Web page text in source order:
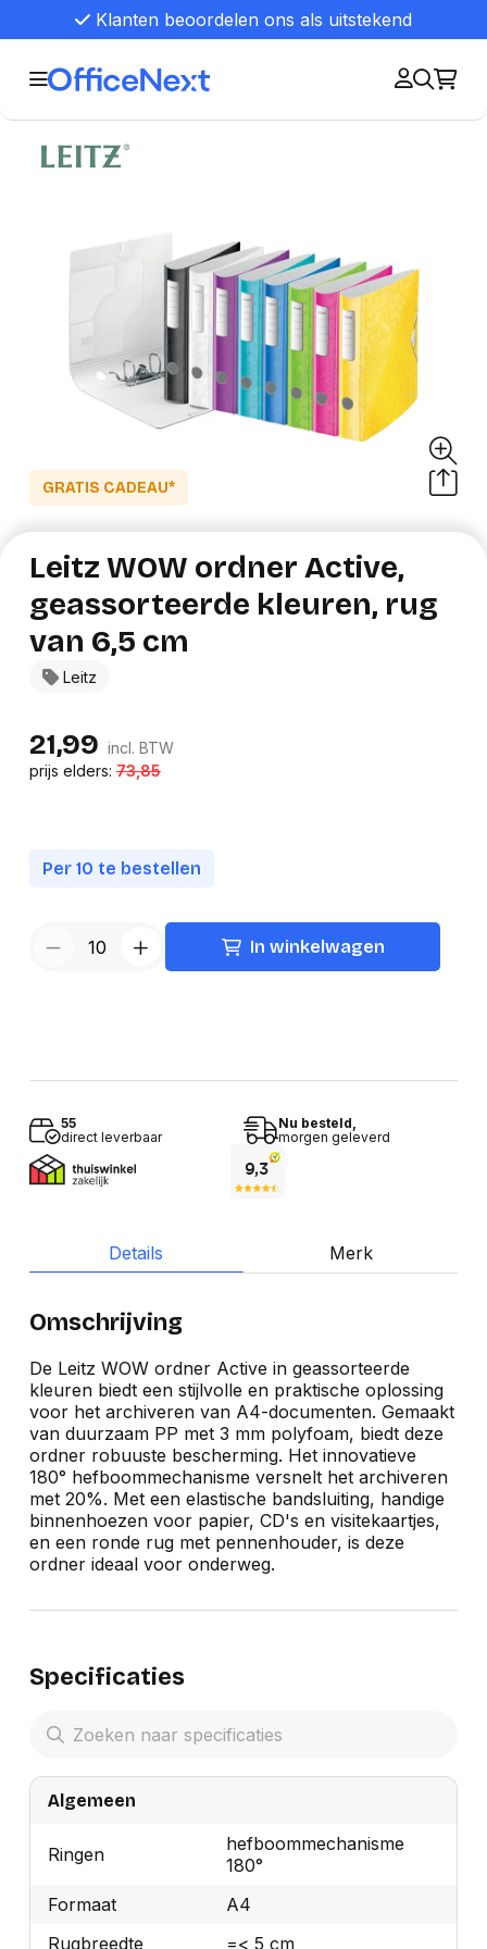
Klanten beoordelen ons als uitstekend
GRATIS CADEAU*
Leitz
Leitz WOW ordner Active,
geassorteerde kleuren, rug
van 6,5 cm
21,99 incl. BTW
prijs elders:73,85
Per 10 te bestellen
In winkelwagen
55
direct leverbaar
Nu besteld,
morgen geleverd
Details Merk
Omschrijving
De Leitz WOW ordner Active in geassorteerde
kleuren biedt een stijlvolle en praktische oplossing
voor het archiveren van A4-documenten. Gemaakt
van duurzaam PP met 3 mm polyfoam, biedt deze
ordner robuuste bescherming. Het innovatieve
180° hefboommechanisme versnelt het archiveren
met 20%. Met een elastische bandsluiting, handige
binnenhoezen voor papier, CD's en visitekaartjes,
en een ronde rug met pennenhouder, is deze
ordner ideaal voor onderweg.
Specificaties
Algemeen
Ringen
hefboommechanisme
180°
Formaat
A4
Rugbreedte
=< 5 cm